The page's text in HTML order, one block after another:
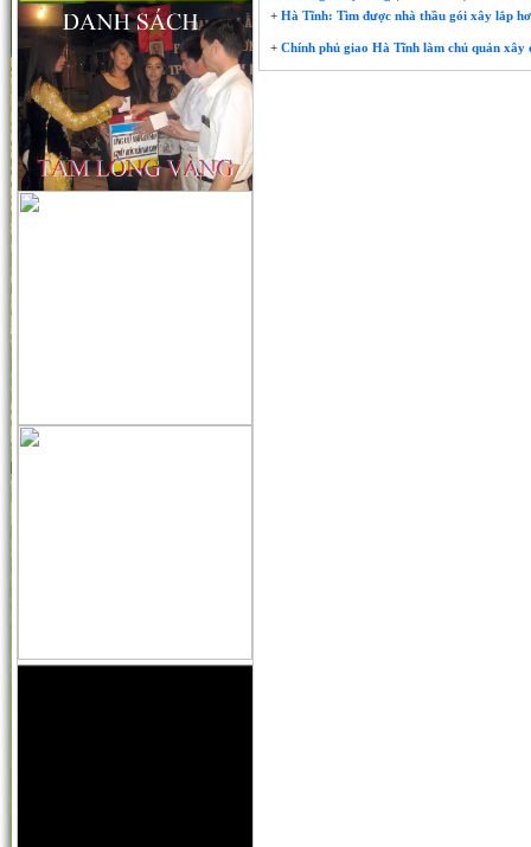
+ Hà Tĩnh: Tìm được nhà thầu gói xây lắp
+ Chính phủ giao Hà Tĩnh làm chủ quản xây